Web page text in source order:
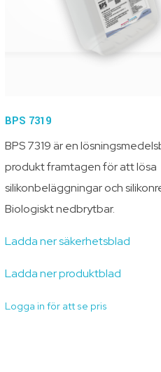
BPS 7319
BPS 7319 är en
produkt framtagen för att lösa
silikonbeläggningar och
Biologiskt nedbrytbar.
Ladda ner säkerhetsblad
Ladda ner produktblad
Logga in för att se pris